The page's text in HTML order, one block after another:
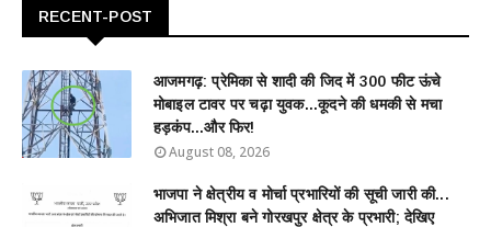
RECENT-POST
आजमगढ़: प्रेमिका से शादी की जिद में 300 फीट ऊंचे
मोबाइल टावर पर चढ़ा युवक...कूदने की धमकी से मचा
हड़कंप...और फिर!
August 08, 2026
भाजपा ने क्षेत्रीय व मोर्चा प्रभारियों की सूची जारी की...
अभिजात मिश्रा बने गोरखपुर क्षेत्र के प्रभारी; देखिए